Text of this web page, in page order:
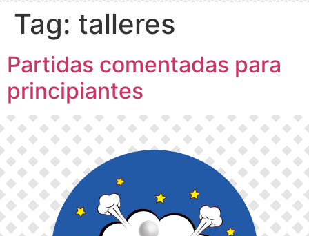
Tag: talleres
Partidas comentadas para
principiantes